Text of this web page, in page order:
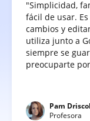
"Simplicidad,
fácil de usar.
cambios y
utiliza junto a
siempre se
preocuparte
Pam
Profesora